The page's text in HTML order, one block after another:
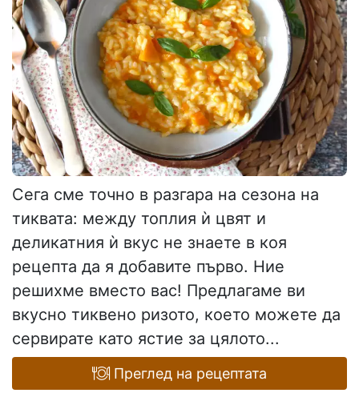
Сега сме точно в разгара на сезона на
тиквата: между топлия ѝ цвят и
деликатния ѝ вкус не знаете в коя
рецепта да я добавите първо. Ние
решихме вместо вас! Предлагаме ви
вкусно тиквено ризото, което можете да
сервирате като ястие за цялото...
Преглед на рецептата